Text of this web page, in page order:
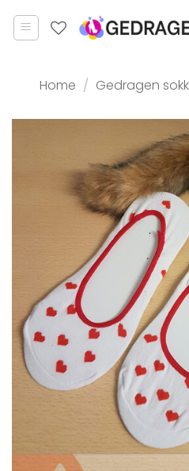
naar
Home / Gedragen